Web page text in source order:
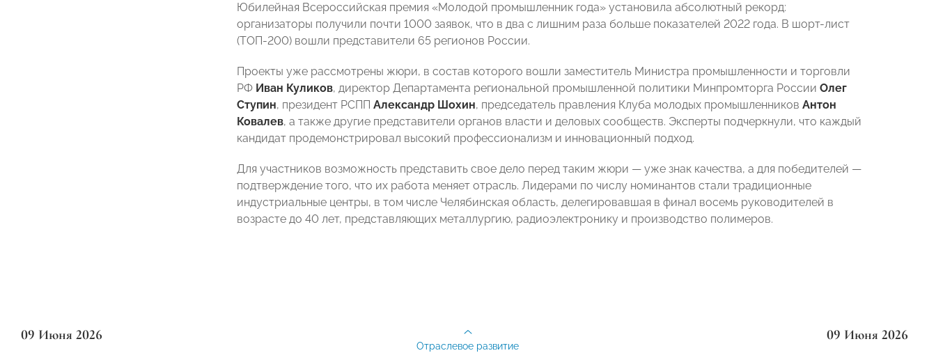
Юбилейная Всероссийская премия «Молодой промышленник года» установила абсолютный рекорд:
организаторы получили почти 1000 заявок, что в два с лишним раза больше показателей 2022 года. В шорт-лист
(ТОП-200) вошли представители 65 регионов России.
Проекты уже рассмотрены жюри, в состав которого вошли заместитель Министра промышленности и торговли
РФ Иван Куликов, директор Департамента региональной промышленной политики Минпромторга России Олег
Ступин, президент РСПП Александр Шохин, председатель правления Клуба молодых промышленников Антон
Ковалев, а также другие представители органов власти и деловых сообществ. Эксперты подчеркнули, что каждый
кандидат продемонстрировал высокий профессионализм и инновационный подход.
Для участников возможность представить свое дело перед таким жюри — уже знак качества, а для победителей —
подтверждение того, что их работа меняет отрасль. Лидерами по числу номинантов стали традиционные
индустриальные центры, в том числе Челябинская область, делегировавшая в финал восемь руководителей в
возрасте до 40 лет, представляющих металлургию, радиоэлектронику и производство полимеров.
09 Июня 2026 09 Июня 2026
Отраслевое развитие